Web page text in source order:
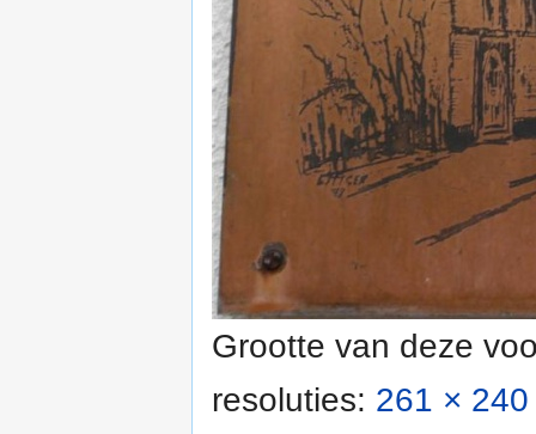
Grootte van deze
resoluties: 261 ×